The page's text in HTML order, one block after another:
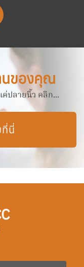
นของคุณ
ปลายนิ้ว คลิก...
ที่นี่